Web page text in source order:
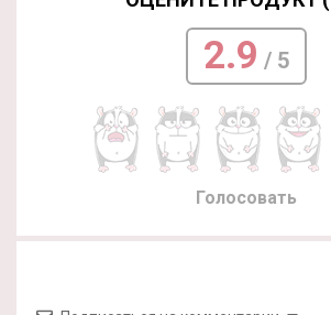
2.9 / 5
Голосовать